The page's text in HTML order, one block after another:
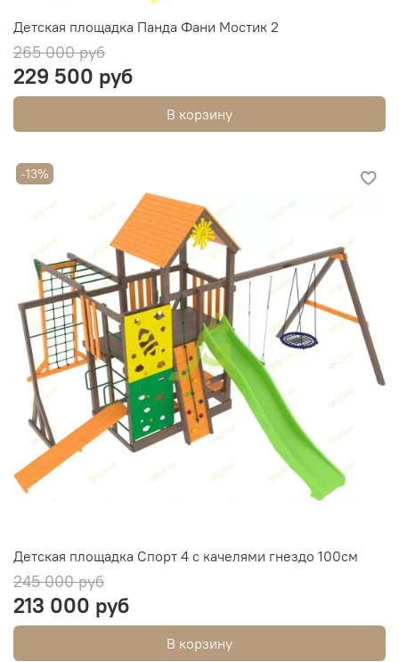
Детская площадка Панда Фани Мостик 2
265 000 руб
229 500 руб
В корзину
-13%
Детская площадка Спорт 4 с качелями гнездо 100см
245 000 руб
213 000 руб
В корзину